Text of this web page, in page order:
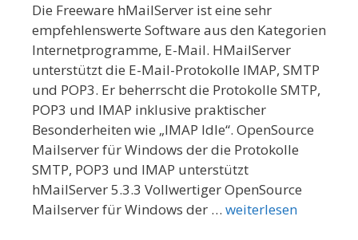
Die Freeware hMailServer ist eine sehr
empfehlenswerte Software aus den Kategorien
Internetprogramme, E-Mail. HMailServer
unterstützt die E-Mail-Protokolle IMAP, SMTP
und POP3. Er beherrscht die Protokolle SMTP,
POP3 und IMAP inklusive praktischer
Besonderheiten wie „IMAP Idle“. OpenSource
Mailserver für Windows der die Protokolle
SMTP, POP3 und IMAP unterstützt
hMailServer 5.3.3 Vollwertiger OpenSource
Mailserver für Windows der … weiterlesen